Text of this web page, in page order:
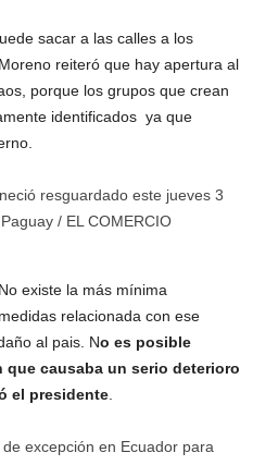
sacar a las calles a los
reiteró que hay apertura al
porque los grupos que crean
identificados ya que
No existe la más mínima
relacionada con ese
al pais. No es posible
que causaba un serio deterioro
el presidente